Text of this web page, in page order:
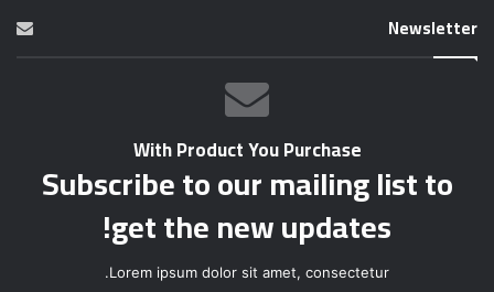
Newsletter
With Product You Purchase
Subscribe to our mailing list to
get the new updates!
Lorem ipsum dolor sit amet, consectetur.